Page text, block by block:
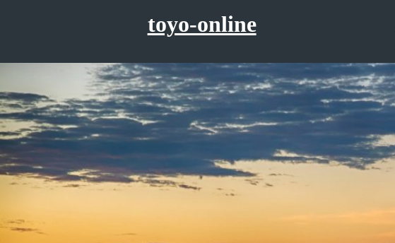
へ
ス
キ
ッ
プ
toyo-online